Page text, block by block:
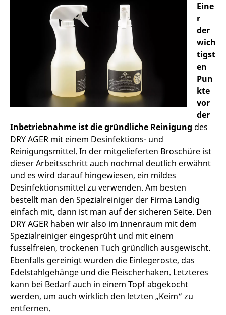
Eine
r
der
wich
tigst
en
Pun
kte
vor
der
Inbetriebnahme ist die gründliche Reinigung des
DRY AGER mit einem Desinfektions- und
Reinigungsmittel. In der mitgelieferten Broschüre ist
dieser Arbeitsschritt auch nochmal deutlich erwähnt
und es wird darauf hingewiesen, ein mildes
Desinfektionsmittel zu verwenden. Am besten
bestellt man den Spezialreiniger der Firma Landig
einfach mit, dann ist man auf der sicheren Seite. Den
DRY AGER haben wir also im Innenraum mit dem
Spezialreiniger eingesprüht und mit einem
fusselfreien, trockenen Tuch gründlich ausgewischt.
Ebenfalls gereinigt wurden die Einlegeroste, das
Edelstahlgehänge und die Fleischerhaken. Letzteres
kann bei Bedarf auch in einem Topf abgekocht
werden, um auch wirklich den letzten „Keim“ zu
entfernen.